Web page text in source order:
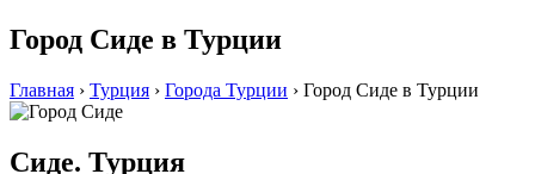
Город Сиде в Турции
Главная › Турция › Города Турции › Город Сиде в Турции
Сиде. Турция